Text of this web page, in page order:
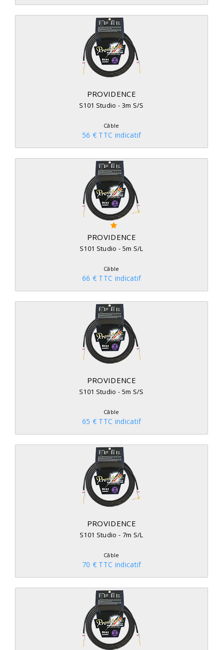
PROVIDENCE
S101 Studio - 3m S/S
Câble
56 € TTC indicatif
PROVIDENCE
S101 Studio - 5m S/L
Câble
66 € TTC indicatif
PROVIDENCE
S101 Studio - 5m S/S
Câble
65 € TTC indicatif
PROVIDENCE
S101 Studio - 7m S/L
Câble
70 € TTC indicatif